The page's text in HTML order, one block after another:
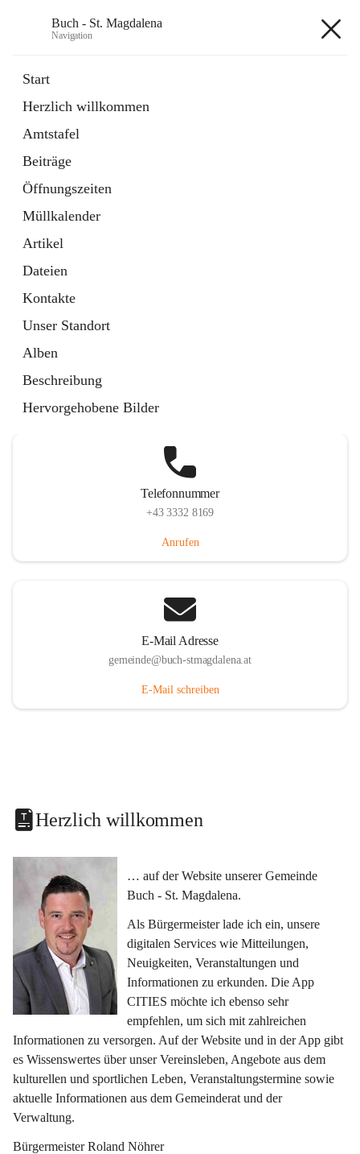
Buch - St. Magdalena
Navigation
Start
Herzlich willkommen
Amtstafel
Beiträge
Öffnungszeiten
Müllkalender
Artikel
Dateien
Kontakte
Unser Standort
Alben
Beschreibung
Hervorgehobene Bilder
11 Schnellzugriffe
Bürgerservice
10 Schnellzugriffe
Telefonnummer
+43 3332 8169
Anrufen
E-Mail Adresse
gemeinde@buch-stmagdalena.at
E-Mail schreiben
Herzlich willkommen
… auf der Website unserer Gemeinde
Buch - St. Magdalena.
Als Bürgermeister lade ich ein, unsere
digitalen Services wie Mitteilungen,
Neuigkeiten, Veranstaltungen und
Informationen zu erkunden. Die App
CITIES möchte ich ebenso sehr
empfehlen, um sich mit zahlreichen
Informationen zu versorgen. Auf der Website und in der App gibt
es Wissenswertes über unser Vereinsleben, Angebote aus dem
kulturellen und sportlichen Leben, Veranstaltungstermine sowie
aktuelle Informationen aus dem Gemeinderat und der
Verwaltung.
Bürgermeister Roland Nöhrer